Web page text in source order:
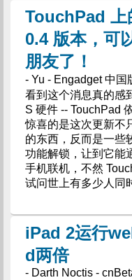
TouchPad 上
0.4 版本，可
朋友了！
- Yu - Engadget 中国
看到这个消息真的感
S 硬件 -- TouchPad
惊喜的是这次更新不
的东西，反而是一些
功能解锁，让到它能
手机联机，不然
试问世上有多少人同
iPad 2运行
d两倍
- Darth Noctis -